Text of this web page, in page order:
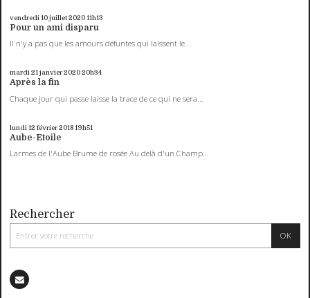
vendredi 10juillet 202011h13
Pour un ami disparu
Il n'y a pas que les amours défuntes qui laissent le...
mardi 21janvier 202020h34
Après la fin
Chaque jour qui passe laisse la trace de ce qui ne sera...
lundi 12 février 201819h51
Aube-Etoile
Larmes de l'Aube Brume de rosée Au delà d'un Champ...
Rechercher